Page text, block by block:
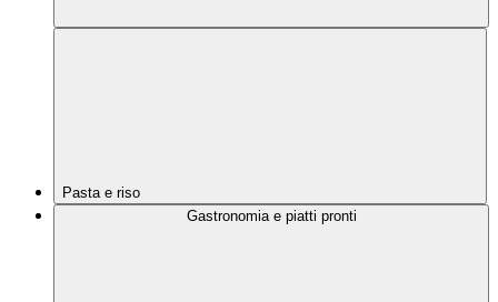
Pasta e riso
Gastronomia e piatti pronti